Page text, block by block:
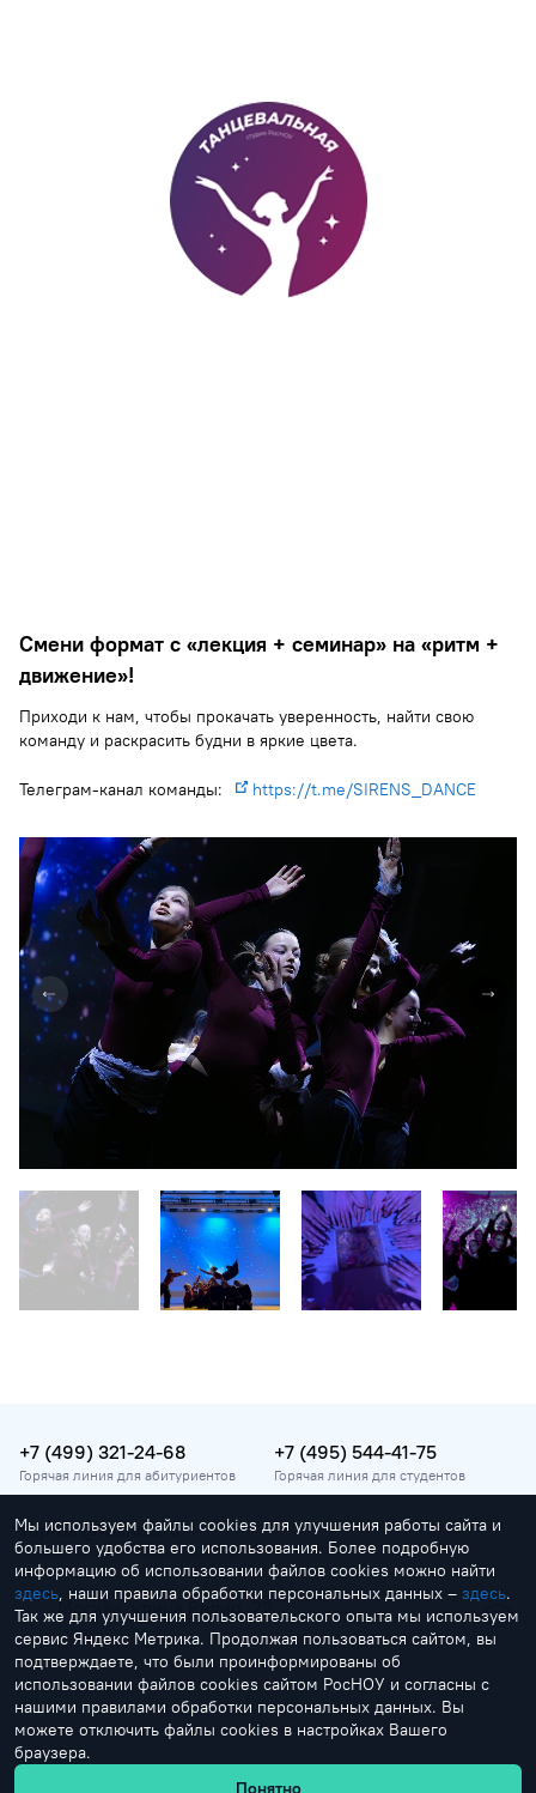
Смени формат с «лекция + семинар» на «ритм +
движение»!
Приходи к нам, чтобы прокачать уверенность, найти свою
команду и раскрасить будни в яркие цвета.
Телеграм-канал команды: https://t.me/SIRENS_DANCE
+7 (499) 321-24-68
Горячая линия для абитуриентов
+7 (495) 544-41-75
Горячая линия для студентов
vopros@rosnou.ru
Горячая линия для абитуриентов
Москва, улица Радио, 22
Главный корпус
by Creonit
Мы используем файлы cookies для улучшения работы сайта и
большего удобства его использования. Более подробную
информацию об использовании файлов cookies можно найти
здесь, наши правила обработки персональных данных – здесь.
Так же для улучшения пользовательского опыта мы используем
сервис Яндекс Метрика. Продолжая пользоваться сайтом, вы
подтверждаете, что были проинформированы об
использовании файлов cookies сайтом РосНОУ и согласны с
нашими правилами обработки персональных данных. Вы
можете отключить файлы cookies в настройках Вашего
браузера.
Понятно